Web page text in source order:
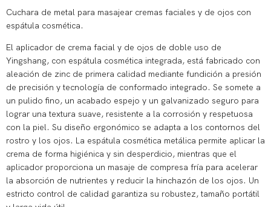
Cuchara de metal para masajear cremas faciales y de ojos con
espátula cosmética.
El aplicador de crema facial y de ojos de doble uso de
Yingshang, con espátula cosmética integrada, está fabricado con
aleación de zinc de primera calidad mediante fundición a presión
de precisión y tecnología de conformado integrado. Se somete a
un pulido fino, un acabado espejo y un galvanizado seguro para
lograr una textura suave, resistente a la corrosión y respetuosa
con la piel. Su diseño ergonómico se adapta a los contornos del
rostro y los ojos. La espátula cosmética metálica permite aplicar la
crema de forma higiénica y sin desperdicio, mientras que el
aplicador proporciona un masaje de compresa fría para acelerar
la absorción de nutrientes y reducir la hinchazón de los ojos. Un
estricto control de calidad garantiza su robustez, tamaño portátil